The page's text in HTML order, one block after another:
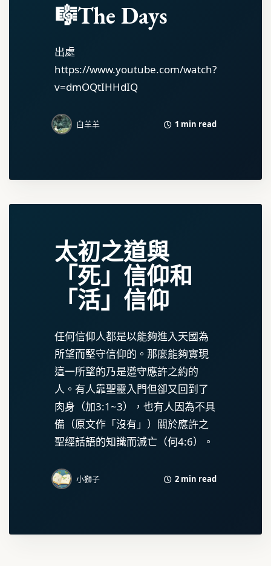
🎼The Days
出處
https://www.youtube.com/watch?
v=dmOQtIHHdIQ
白羊羊 1 min read
太初之道與
「死」信仰和
「活」信仰
任何信仰人都是以能夠進入天國為
所望而堅守信仰的。那麼能夠實現
這一所望的乃是遵守應許之約的
人。有人靠聖靈入門但卻又回到了
肉身（加3:1~3），也有人因為不具
備（原文作「沒有」）關於應許之
聖經話語的知識而滅亡（何4:6）。
小獅子 2 min read